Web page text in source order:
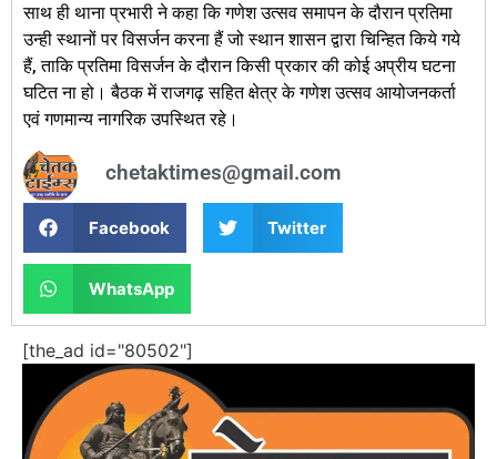
साथ ही थाना प्रभारी ने कहा कि गणेश उत्सव समापन के दौरान प्रतिमा
उन्ही स्थानों पर विसर्जन करना हैं जो स्थान शासन द्वारा चिन्हित किये गये
हैं, ताकि प्रतिमा विसर्जन के दौरान किसी प्रकार की कोई अप्रीय घटना
घटित ना हो। बैठक में राजगढ़ सहित क्षेत्र के गणेश उत्सव आयोजनकर्ता
एवं गणमान्य नागरिक उपस्थित रहे।
chetaktimes@gmail.com
Facebook Twitter
WhatsApp
[the_ad id="80502"]